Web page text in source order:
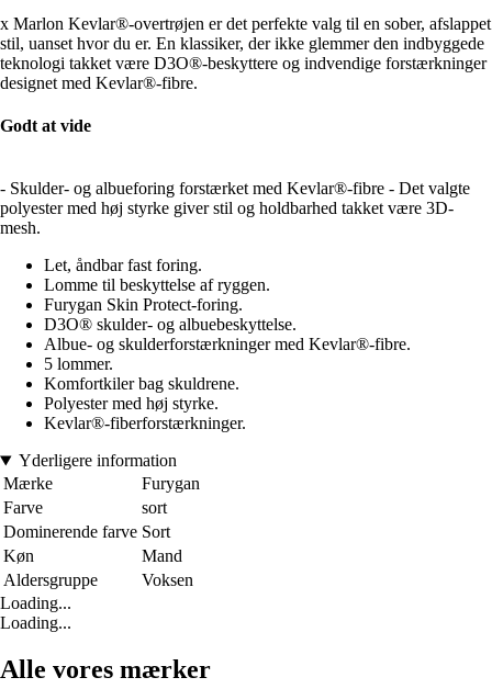
x Marlon Kevlar®-overtrøjen er det perfekte valg til en sober, afslappet
stil, uanset hvor du er. En klassiker, der ikke glemmer den indbyggede
teknologi takket være D3O®-beskyttere og indvendige forstærkninger
designet med Kevlar®-fibre.
Godt at vide
- Skulder- og albueforing forstærket med Kevlar®-fibre - Det valgte
polyester med høj styrke giver stil og holdbarhed takket være 3D-
mesh.
Let, åndbar fast foring.
Lomme til beskyttelse af ryggen.
Furygan Skin Protect-foring.
D3O® skulder- og albuebeskyttelse.
Albue- og skulderforstærkninger med Kevlar®-fibre.
5 lommer.
Komfortkiler bag skuldrene.
Polyester med høj styrke.
Kevlar®-fiberforstærkninger.
Yderligere information
Mærke
Furygan
Farve
sort
Dominerende farve Sort
Køn
Mand
Aldersgruppe
Voksen
Loading...
Loading...
Alle vores mærker